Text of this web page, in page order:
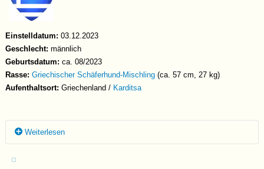
Einstelldatum:03.12.2023
Geschlecht:männlich
Geburtsdatum: ca. 08/2023
Rasse:Griechischer Schäferhund-Mischling(ca. 57 cm, 27 kg)
Aufenthaltsort: Griechenland / Karditsa
Weiterlesen
Harley wurde mit seinem Bruder Gizmo und seiner Schwester Hazel